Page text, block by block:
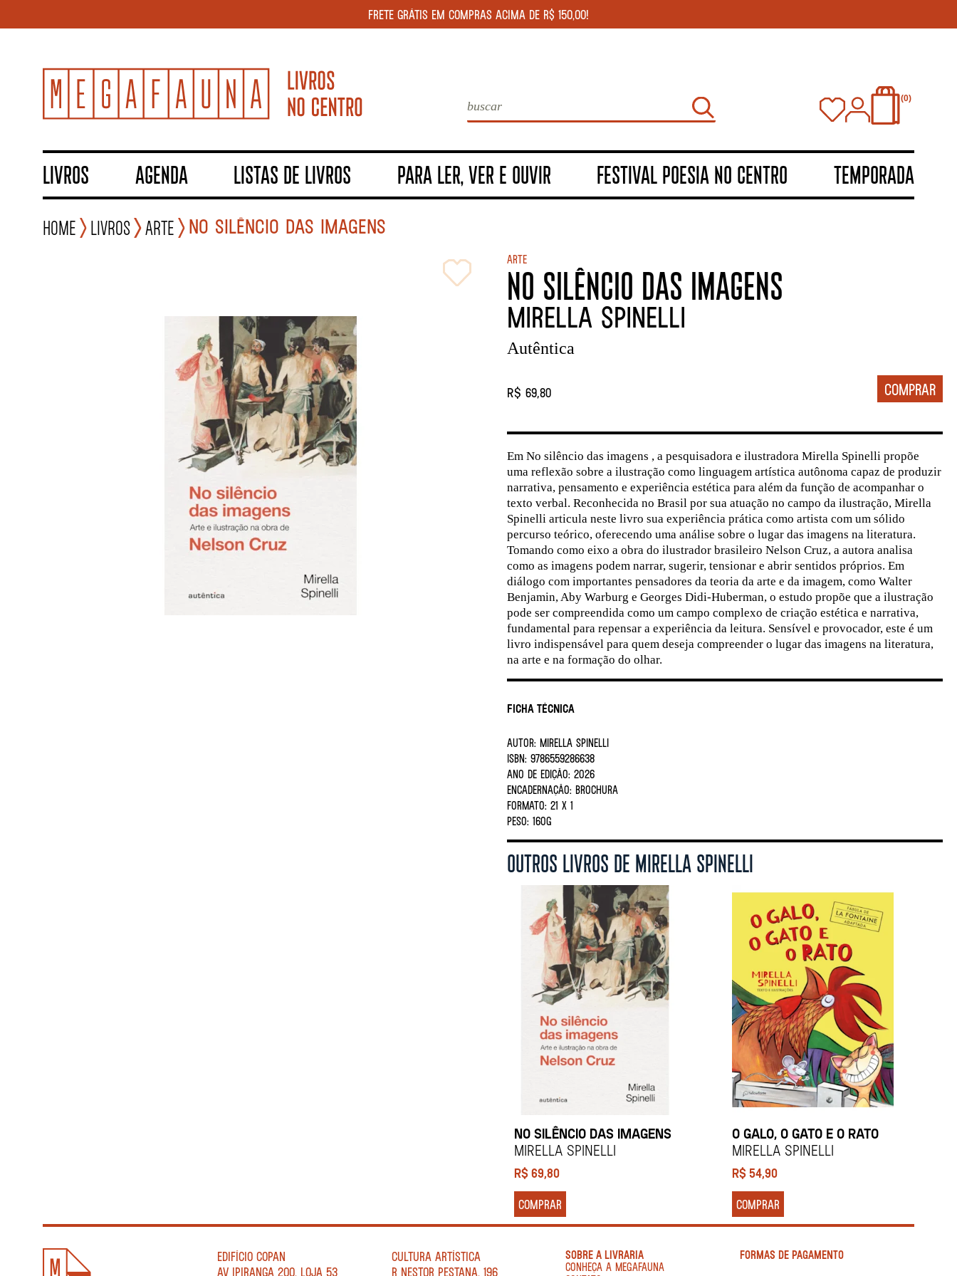
FRETE GRÁTIS EM COMPRAS ACIMA DE R$ 150,00!
0
LIVROS AGENDA LISTAS DE LIVROS PARA LER, VER E OUVIR FESTIVAL POESIA NO CENTRO TEMPORADA
Home Livros Arte NO SILÊNCIO DAS IMAGENS
Arte
NO SILÊNCIO DAS IMAGENS
Mirella Spinelli
Autêntica
R$ 69,80
Ficha Técnica
AUTOR: MIRELLA SPINELLI
ISBN: 9786559286638
ANO DE EDIÇÃO: 2026
ENCADERNAÇÃO: BROCHURA
FORMATO: 21 X 1
PESO: 160G
Em No silêncio das imagens , a pesquisadora e ilustradora Mirella Spinelli propõe
uma reflexão sobre a ilustração como linguagem artística autônoma capaz de produzir
narrativa, pensamento e experiência estética para além da função de acompanhar o
texto verbal. Reconhecida no Brasil por sua atuação no campo da ilustração, Mirella
Spinelli articula neste livro sua experiência prática como artista com um sólido
percurso teórico, oferecendo uma análise sobre o lugar das imagens na literatura.
Tomando como eixo a obra do ilustrador brasileiro Nelson Cruz, a autora analisa
como as imagens podem narrar, sugerir, tensionar e abrir sentidos próprios. Em
diálogo com importantes pensadores da teoria da arte e da imagem, como Walter
Benjamin, Aby Warburg e Georges Didi-Huberman, o estudo propõe que a ilustração
pode ser compreendida como um campo complexo de criação estética e narrativa,
fundamental para repensar a experiência da leitura. Sensível e provocador, este é um
livro indispensável para quem deseja compreender o lugar das imagens na literatura,
na arte e na formação do olhar.
OUTROS LIVROS DE MIRELLA SPINELLI
NO SILÊNCIO DAS IMAGENS
Mirella Spinelli
R$69,80
COMPRAR
O GALO, O GATO E O RATO
Mirella Spinelli
R$54,90
COMPRAR
EDIFÍCIO COPAN
AV IPIRANGA 200, LOJA 53
CULTURA ARTÍSTICA
R NESTOR PESTANA, 196
SOBRE A LIVRARIA
CONHEÇA A MEGAFAUNA
FORMAS DE PAGAMENTO